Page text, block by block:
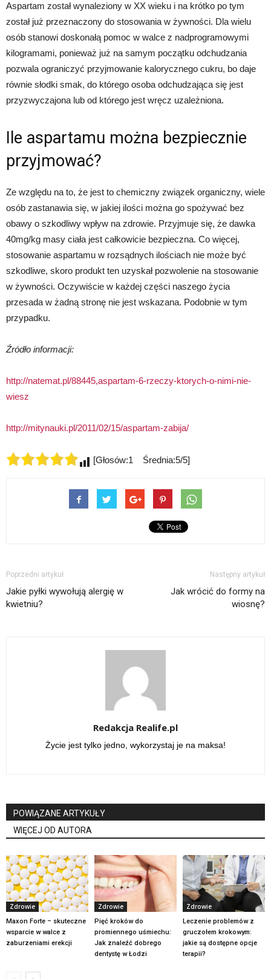
Aspartam został wynaleziony w XX wieku i na krótko po tym
został już przeznaczony do stosowania w żywności. Dla wielu
osób stanowi doskonałą pomoc w walce z nadprogramowymi
kilogramami, ponieważ już na samym początku odchudzania
pozwala ograniczyć przyjmowanie kalorycznego cukru, bo daje
równie słodki smak, do którego osoba odchudzająca się jest
przyzwyczajona lub od którego jest wręcz uzależniona.
Ile aspartamu można bezpiecznie
przyjmować?
Ze względu na to, że jest to chemiczny związek organiczny, wiele
osób zastanawia się, w jakiej ilości można go spożywać bez
obawy o szkodliwy wpływ na zdrowie. Przyjmuje się, że dawka
40mg/kg masy ciała jest całkowicie bezpieczna. Co więcej,
stosowanie aspartamu w rozsądnych ilościach nie może być
szkodliwe, skoro produkt ten uzyskał pozwolenie na stosowanie
w żywności. Oczywiście w każdej części naszego życia
przesada w żadną stronę nie jest wskazana. Podobnie w tym
przypadku.
Źródło informacji:
http://natemat.pl/88445,aspartam-6-rzeczy-ktorych-o-nimi-nie-
wiesz
http://mitynauki.pl/2011/02/15/aspartam-zabija/
[Głosów:1 Średnia:5/5]
Poprzedni artykuł
Jakie pyłki wywołują alergię w
kwietniu?
Następny artykuł
Jak wrócić do formy na
wiosnę?
Redakcja Realife.pl
Życie jest tylko jedno, wykorzystaj je na maksa!
POWIĄZANE ARTYKUŁY
WIĘCEJ OD AUTORA
Zdrowie
Maxon Forte – skuteczne
wsparcie w walce z
zaburzeniami erekcji
Zdrowie
Pięć kroków do
promiennego uśmiechu:
Jak znaleźć dobrego
dentystę w Łodzi
Zdrowie
Leczenie problemów z
gruczołem krokowym:
jakie są dostępne opcje
terapii?